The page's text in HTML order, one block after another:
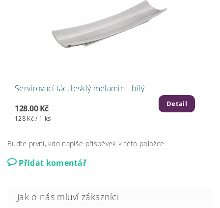
Servírovací tác, lesklý melamin - bílý
128.00 Kč
128 Kč / 1 ks
Detail
Buďte první, kdo napíše příspěvek k této položce.
Přidat komentář